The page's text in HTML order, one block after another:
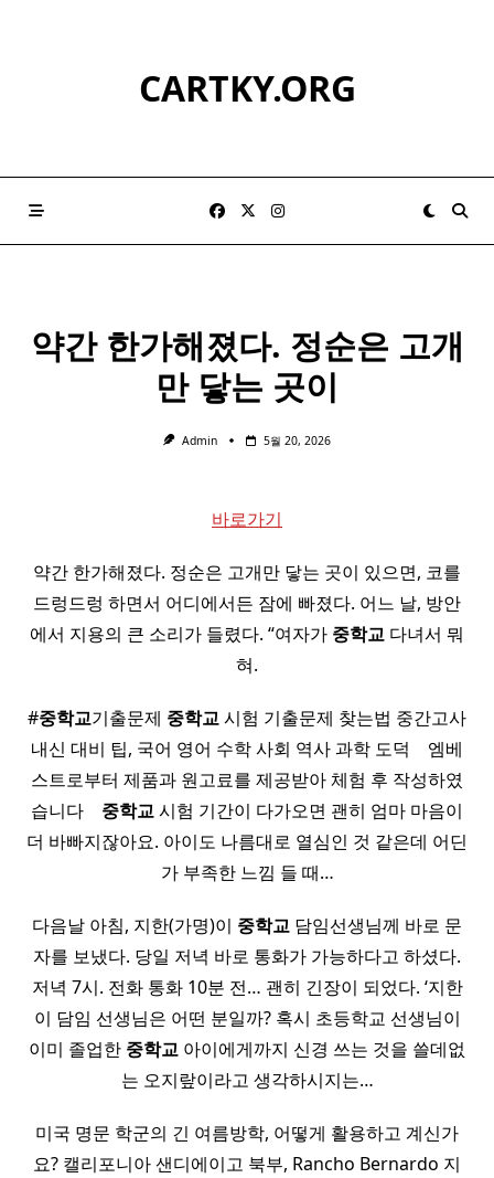
CARTKY.ORG
약간 한가해졌다. 정순은 고개
만 닿는 곳이
Admin 5월 20, 2026
바로가기
약간 한가해졌다. 정순은 고개만 닿는 곳이 있으면, 코를
드렁드렁 하면서 어디에서든 잠에 빠졌다. 어느 날, 방안
에서 지용의 큰 소리가 들렸다. “여자가 중학교 다녀서 뭐
혀.
#중학교기출문제 중학교시험 기출문제 찾는법 중간고사
내신 대비 팁, 국어 영어 수학 사회 역사 과학 도덕 ​ ​ ​ 엠베
스트로부터 제품과 원고료를 제공받아 체험 후 작성하였
습니다 ​ ​ ​ 중학교시험 기간이 다가오면 괜히 엄마 마음이
더 바빠지잖아요. 아이도 나름대로 열심인 것 같은데 어딘
가 부족한 느낌 들 때…
다음날 아침, 지한(가명)이 중학교 담임선생님께 바로 문
자를 보냈다. 당일 저녁 바로 통화가 가능하다고 하셨다.
저녁 7시. 전화 통화 10분 전… 괜히 긴장이 되었다. ‘지한
이 담임 선생님은 어떤 분일까? 혹시 초등학교 선생님이
이미 졸업한 중학교 아이에게까지 신경 쓰는 것을 쓸데없
는 오지랖이라고 생각하시지는…
미국 명문 학군의 긴 여름방학, 어떻게 활용하고 계신가
요? 캘리포니아 샌디에이고 북부, Rancho Bernardo 지